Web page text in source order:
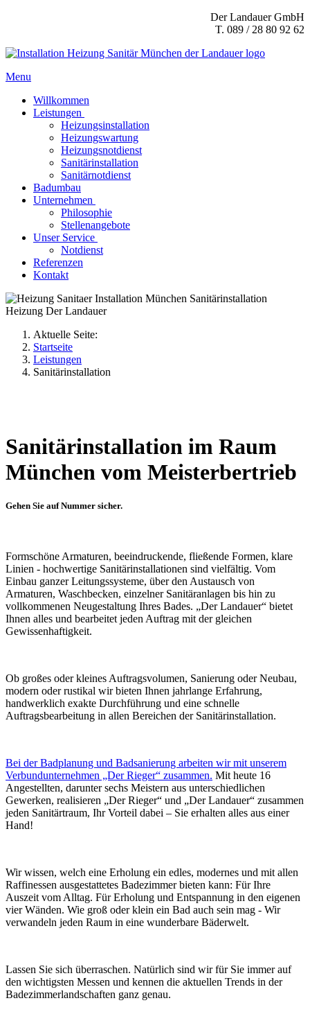
Der Landauer GmbH
T. 089 / 28 80 92 62
Menu
Willkommen
Leistungen
Heizungsinstallation
Heizungswartung
Heizungsnotdienst
Sanitärinstallation
Sanitärnotdienst
Badumbau
Unternehmen
Philosophie
Stellenangebote
Unser Service
Notdienst
Referenzen
Kontakt
Aktuelle Seite:
Startseite
Leistungen
Sanitärinstallation
Sanitärinstallation im Raum
München vom Meisterbertrieb
Gehen Sie auf Nummer sicher.
Formschöne Armaturen, beeindruckende, fließende Formen, klare
Linien - hochwertige Sanitärinstallationen sind vielfältig. Vom
Einbau ganzer Leitungssysteme, über den Austausch von
Armaturen, Waschbecken, einzelner Sanitäranlagen bis hin zu
vollkommenen Neugestaltung Ihres Bades. „Der Landauer“ bietet
Ihnen alles und bearbeitet jeden Auftrag mit der gleichen
Gewissenhaftigkeit.
Ob großes oder kleines Auftragsvolumen, Sanierung oder Neubau,
modern oder rustikal wir bieten Ihnen jahrlange Erfahrung,
handwerklich exakte Durchführung und eine schnelle
Auftragsbearbeitung in allen Bereichen der Sanitärinstallation.
Bei der Badplanung und Badsanierung arbeiten wir mit unserem
Verbundunternehmen „Der Rieger“ zusammen. Mit heute 16
Angestellten, darunter sechs Meistern aus unterschiedlichen
Gewerken, realisieren „Der Rieger“ und „Der Landauer“ zusammen
jeden Sanitärtraum, Ihr Vorteil dabei – Sie erhalten alles aus einer
Hand!
Wir wissen, welch eine Erholung ein edles, modernes und mit allen
Raffinessen ausgestattetes Badezimmer bieten kann: Für Ihre
Auszeit vom Alltag. Für Erholung und Entspannung in den eigenen
vier Wänden. Wie groß oder klein ein Bad auch sein mag - Wir
verwandeln jeden Raum in eine wunderbare Bäderwelt.
Lassen Sie sich überraschen. Natürlich sind wir für Sie immer auf
den wichtigsten Messen und kennen die aktuellen Trends in der
Badezimmerlandschaften ganz genau.